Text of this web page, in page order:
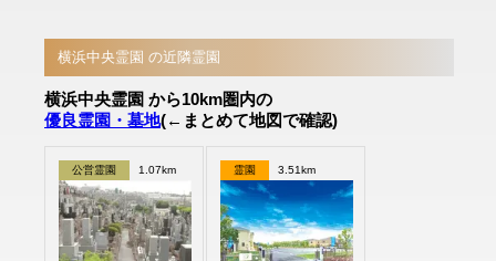
横浜中央霊園 の近隣霊園
横浜中央霊園 から10km圏内の
優良霊園・墓地(←まとめて地図で確認)
公営霊園 1.07km 霊園 3.51km